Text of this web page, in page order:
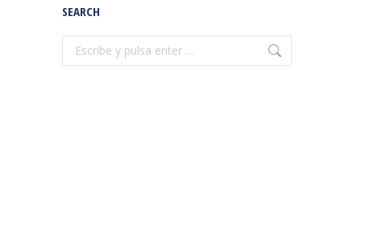
SEARCH
Buscar: